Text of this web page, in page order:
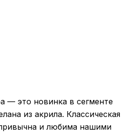
— это новинка в сегменте
из акрила. Классическая
и любима нашими